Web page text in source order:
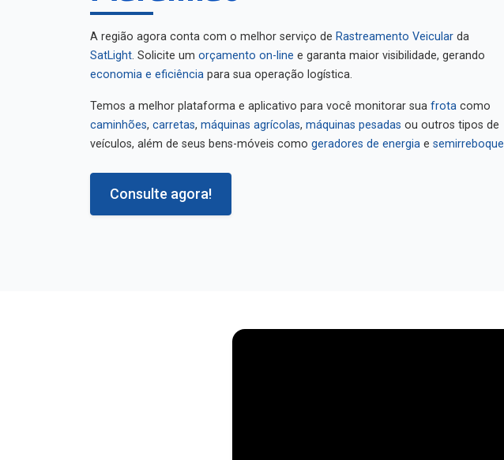
A região agora conta com o melhor serviço de Rastreamento Veicular
da
SatLight
. Solicite um orçamento on-line
e garanta maior visibilidade, gerando
economia e eficiência
para sua operação logística.
Temos a melhor plataforma e aplicativo para você monitorar sua frota
caminhões
máquinas agrícolas máquinas pesadas
ou outros tipos de
veículos, além de seus bens-móveis como
geradores de energia semirreboques
Consulte agora!